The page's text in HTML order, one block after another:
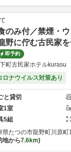
のみ付／禁煙・
野に佇む古民家
即予約
町古民家ホテルkurasu
ロナウイルス対策あり
と貸切
1室
5組
県たつの市龍野町川原町
地から7.6km